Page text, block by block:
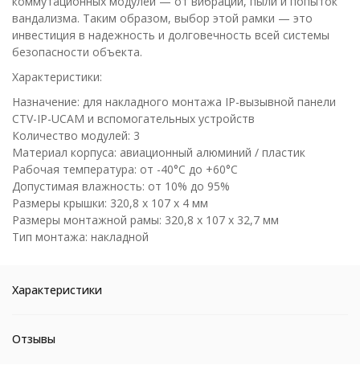
вандализма. Таким образом, выбор этой рамки — это
инвестиция в надежность и долговечность всей системы
безопасности объекта.
Характеристики:
Назначение: для накладного монтажа IP-вызывной панели
CTV-IP-UCAM и вспомогательных устройств
Количество модулей: 3
Материал корпуса: авиационный алюминий / пластик
Рабочая температура: от -40°C до +60°C
Допустимая влажность: от 10% до 95%
Размеры крышки: 320,8 х 107 х 4 мм
Размеры монтажной рамы: 320,8 х 107 х 32,7 мм
Тип монтажа: накладной
Характеристики
Отзывы